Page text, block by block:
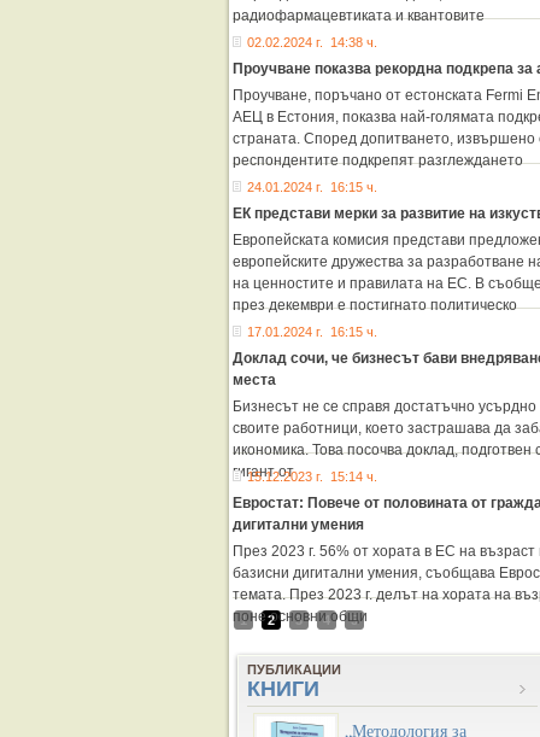
радиофармацевтиката и квантовите
02.02.2024 г. 14:38 ч.
Проучване показва рекордна подкрепа за
Проучване, поръчано от естонската Fermi
АЕЦ в Естония, показва най-голямата
страната. Според допитването, извършено
респондентите подкрепят разглеждането
24.01.2024 г. 16:15 ч.
ЕК представи мерки за развитие на
Европейската комисия представи
европейските дружества за разработване
на ценностите и правилата на ЕС. В
през декември е постигнато политическо
17.01.2024 г. 16:15 ч.
Доклад сочи, че бизнесът бави
места
Бизнесът не се справя достатъчно
своите работници, което застрашава да
икономика. Това посочва доклад, подготвен
гигант от
15.12.2023 г. 15:14 ч.
Евростат: Повече от половината от
дигитални умения
През 2023 г. 56% от хората в ЕС на
базисни дигитални умения, съобщава
темата. През 2023 г. делът на хората на
поне основни общи
1 2 3 4 5
ПУБЛИКАЦИИ
КНИГИ
„Методология за